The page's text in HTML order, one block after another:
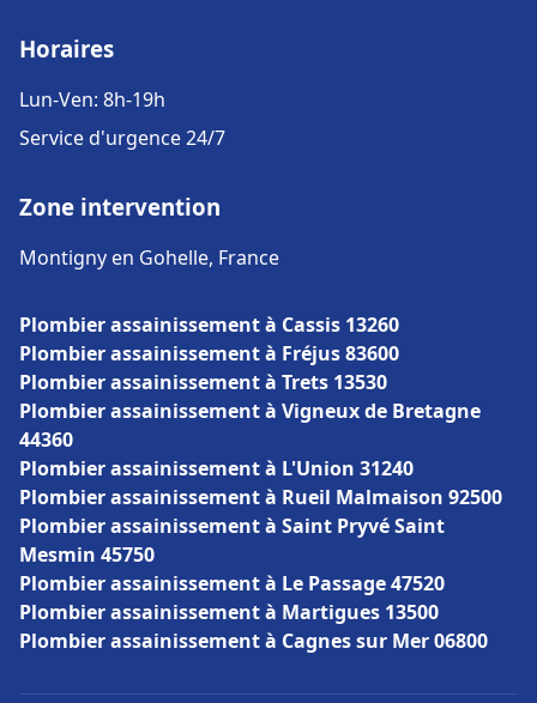
Horaires
Lun-Ven: 8h-19h
Service d'urgence 24/7
Zone intervention
Montigny en Gohelle, France
Plombier assainissement à Cassis 13260
Plombier assainissement à Fréjus 83600
Plombier assainissement à Trets 13530
Plombier assainissement à Vigneux de Bretagne
44360
Plombier assainissement à L'Union 31240
Plombier assainissement à Rueil Malmaison 92500
Plombier assainissement à Saint Pryvé Saint
Mesmin 45750
Plombier assainissement à Le Passage 47520
Plombier assainissement à Martigues 13500
Plombier assainissement à Cagnes sur Mer 06800